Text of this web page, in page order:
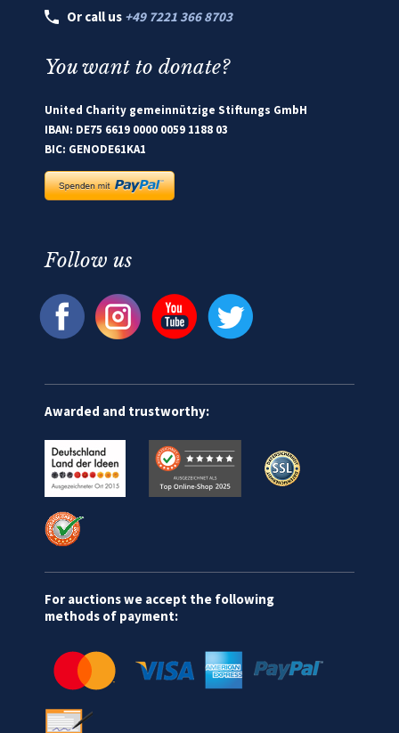
Or call us +49 7221 366 8703
You want to donate?
United Charity gemeinnützige Stiftungs GmbH
IBAN: DE75 6619 0000 0059 1188 03
BIC: GENODE61KA1
Follow us
Awarded and trustworthy:
For auctions we accept the following
methods of payment: